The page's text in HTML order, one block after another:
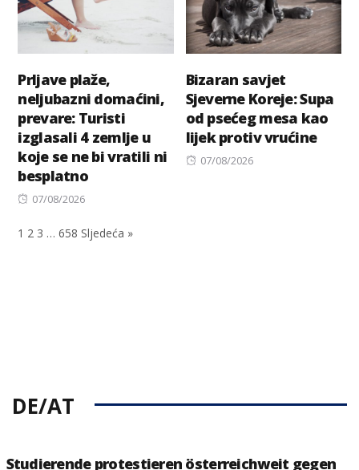
Prljave plaže,
neljubazni domaćini,
prevare: Turisti
izglasali 4 zemlje u
koje se ne bi vratili ni
besplatno
Posted
07/08/2026
Bizaran savjet
Sjeverne Koreje: Supa
od psećeg mesa kao
lijek protiv vrućine
Posted
07/08/2026
1 2 3 … 658 Sljedeća »
DE/AT
Studierende protestieren österreichweit gegen